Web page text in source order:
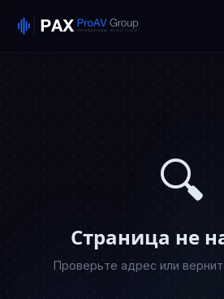
🔍
Страница не
Проверьте адрес или